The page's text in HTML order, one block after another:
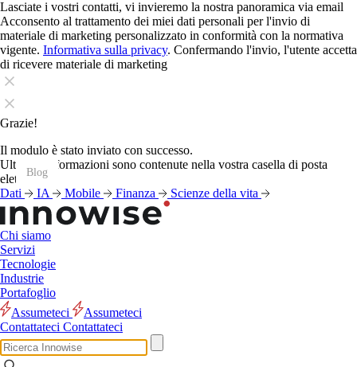
Lasciate i vostri contatti, vi invieremo la nostra panoramica via email
Acconsento al trattamento dei miei dati personali per l'invio di
materiale di marketing personalizzato in conformità con la normativa
vigente. Informativa sulla privacy. Confermando l'invio, l'utente accetta
di ricevere materiale di marketing
Grazie!
Il modulo è stato inviato con successo.
Ulteriori informazioni sono contenute nella vostra casella di posta
elettronica.
Dati
IA Mobile Finanza Scienze della vita
Chi siamo
Servizi
Tecnologie
Industrie
Portafoglio
Assumeteci
Assumeteci
Contattateci Contattateci
Blog
Blog
Blog
Blog
Blog
Blog
Blog
Blog
Blog
Blog
Blog
Blog